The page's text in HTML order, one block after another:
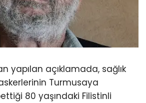
yapılan açıklamada, sağlık
Turmusaya
80 yaşındaki Filistinli